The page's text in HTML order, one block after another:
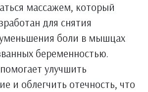
массажем, который
для снятия
боли в мышцах
беременностью.
улучшить
и облегчить отечность, что